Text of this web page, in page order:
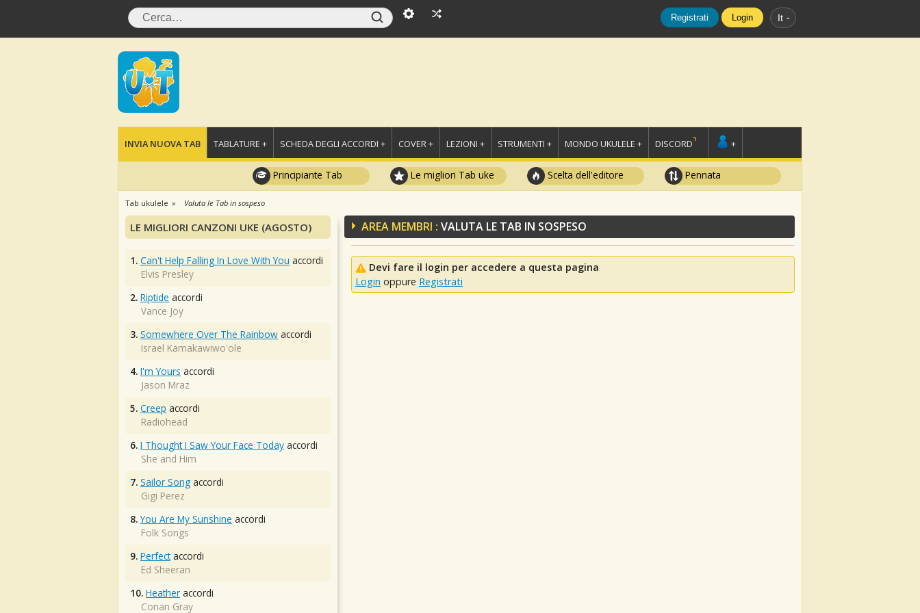
Registrati Login It
INVIA NUOVA TAB TABLATURE + SCHEDA DEGLI ACCORDI + COVER + LEZIONI + STRUMENTI + MONDO UKULELE + DISCORD +
Principiante Tab Le migliori Tab uke Scelta dell'editore Pennata
Tab ukulele Valuta le Tab in sospeso
AREA MEMBRI : VALUTA LE TAB IN SOSPESO
Devi fare il login per accedere a questa pagina
Login oppure Registrati
LE MIGLIORI CANZONI UKE (AGOSTO)
1. Can't Help Falling In Love With You accordi
Elvis Presley
2. Riptide accordi
Vance Joy
3. Somewhere Over The Rainbow accordi
Israel Kamakawiwo'ole
4. I'm Yours accordi
Jason Mraz
5. Creep accordi
Radiohead
6. I Thought I Saw Your Face Today accordi
She and Him
7. Sailor Song accordi
Gigi Perez
8. You Are My Sunshine accordi
Folk Songs
9. Perfectaccordi
Ed Sheeran
10. Heather accordi
Conan Gray